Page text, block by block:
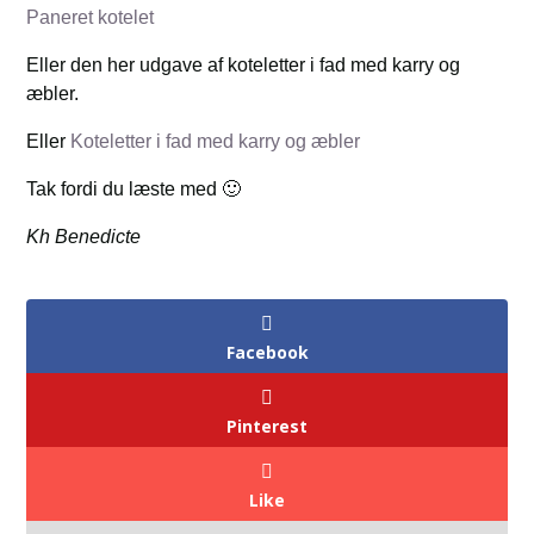
Paneret kotelet
Eller den her udgave af koteletter i fad med karry og
æbler.
Eller Koteletter i fad med karry og æbler
Tak fordi du læste med 🙂
Kh Benedicte
Facebook
Pinterest
Like